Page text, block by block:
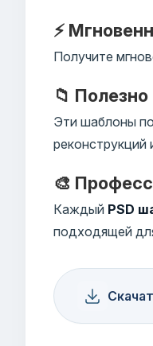
⚡
Получите
📁
Эти шаблоны
реконструкций
🎨
Каждый PSD
подходящей